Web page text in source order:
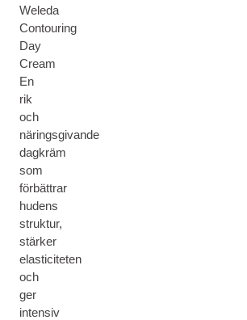
Weleda
Contouring
Day
Cream
En
rik
och
näringsgivande
dagkräm
som
förbättrar
hudens
struktur,
stärker
elasticiteten
och
ger
intensiv